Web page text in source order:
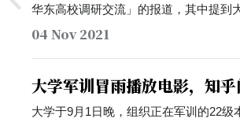
华东高校调研交流」的报道，其中提到
凤亮在调研途中，拜访了大学的创校校
措施有所保留，并表示，「希望朱校长
吧」…
04 Nov 2021
大学军训冒雨播放电影，知
战
大学于9月1日晚，组织正在军训的22级